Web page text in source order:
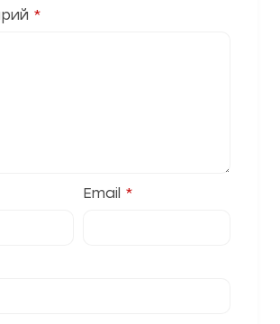
*
Email *